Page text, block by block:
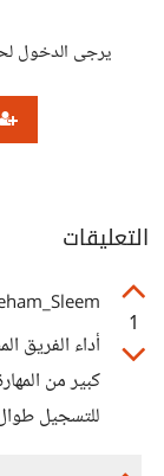
يرجى الدخول
التعليقات
1
أداء الفريق
كبير من
للتسجيل